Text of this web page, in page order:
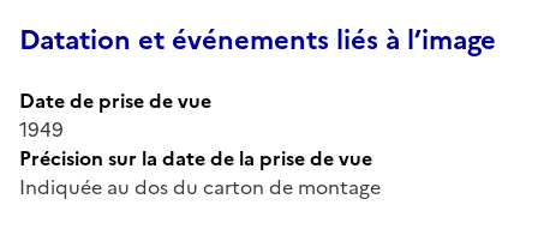
Datation et événements liés à l’image
Date de prise de vue
1949
Précision sur la date de la prise de vue
Indiquée au dos du carton de montage